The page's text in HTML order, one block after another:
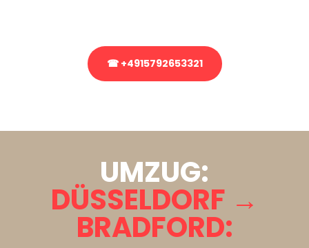
☎ +4915792653321
UMZUG:
DÜSSELDORF →
BRADFORD: